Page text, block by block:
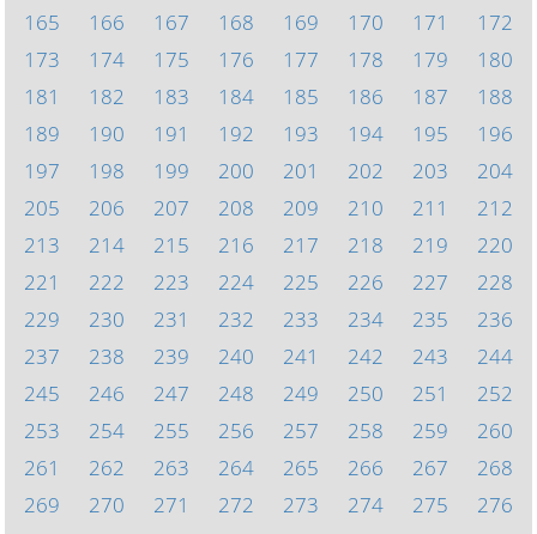
165
166 167 168 169 170 171
172
173
174 175 176 177 178 179
180
181
182 183 184 185 186 187
188
189
190 191 192 193 194 195
196
197
198 199 200 201 202 203
204
205
206 207 208 209 210 211
212
213
214 215 216 217 218 219
220
221
222 223 224 225 226 227
228
229
230 231 232 233 234 235
236
237
238 239 240 241 242 243
244
245
246 247 248 249 250 251
252
253
254 255 256 257 258 259
260
261
262 263 264 265 266 267
268
269
270 271 272 273 274 275
276